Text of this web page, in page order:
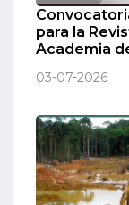
para la
Academia
03-07-2026